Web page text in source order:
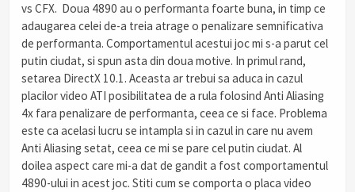
vs CFX. Doua 4890 au o performanta foarte buna, in timp ce
adaugarea celei de-a treia atrage o penalizare semnificativa
de performanta. Comportamentul acestui joc mi s-a parut cel
putin ciudat, si spun asta din doua motive. In primul rand,
setarea DirectX 10.1. Aceasta ar trebui sa aduca in cazul
placilor video ATI posibilitatea de a rula folosind Anti Aliasing
4x fara penalizare de performanta, ceea ce si face. Problema
este ca acelasi lucru se intampla si in cazul in care nu avem
Anti Aliasing setat, ceea ce mi se pare cel putin ciudat. Al
doilea aspect care mi-a dat de gandit a fost comportamentul
4890-ului in acest joc. Stiti cum se comporta o placa video